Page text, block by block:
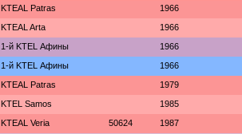
KTEAL Patras 1966
KTEAL Arta 1966
1-й KTEL Афины 1966
1-й KTEL Афины 1966
KTEAL Patras 1979
KTEL Samos 1985
KTEAL Veria 50624 1987